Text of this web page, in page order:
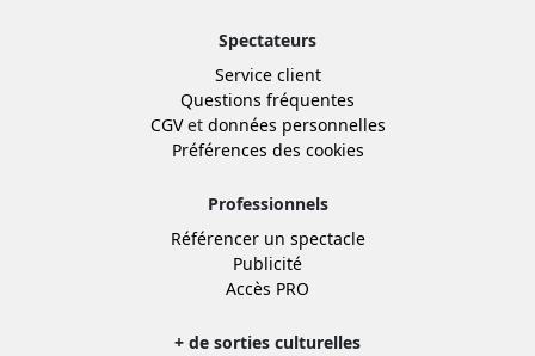
Spectateurs
Service client
Questions fréquentes
CGVet données personnelles
Préférences des cookies
Professionnels
Référencer un spectacle
Publicité
Accès PRO
+ de sorties culturelles